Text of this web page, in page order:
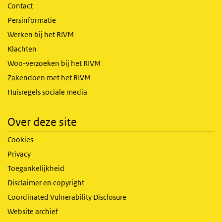
Contact
Persinformatie
Werken bij het RIVM
Klachten
Woo-verzoeken bij het RIVM
Zakendoen met het RIVM
Huisregels sociale media
Over deze site
Cookies
Privacy
Toegankelijkheid
Disclaimer en copyright
Coordinated Vulnerability Disclosure
Website archief